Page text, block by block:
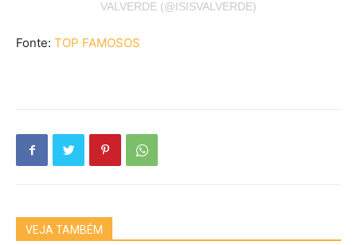
VALVERDE (@ISISVALVERDE)
Fonte: TOP FAMOSOS
VEJA TAMBÉM